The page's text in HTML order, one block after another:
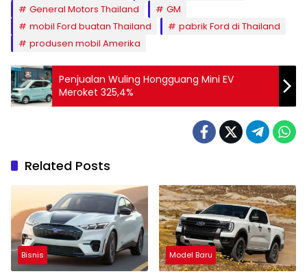
General Motors Thailand
GM
mobil Ford buatan Thailand
pabrik Ford di Thailand
produsen mobil Amerika
Penjualan Wuling Hongguang Mini EV
Meroket 325,4%
Related Posts
Bisnis Model Baru